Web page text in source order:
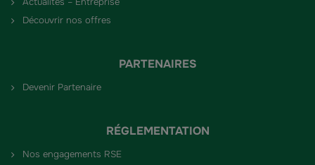
Découvrir nos offres
PARTENAIRES
Devenir Partenaire
RÉGLEMENTATION
Nos engagements RSE